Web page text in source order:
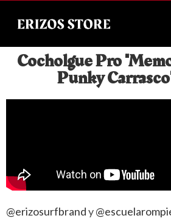
Cocholgue Pro
Punky
@erizosurfbrandy